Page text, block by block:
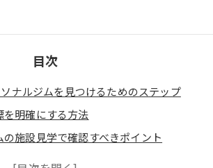
目次
ナルジムを見つけるためのステップ
を明確にする方法
の施設見学で確認すべきポイント
門性と相性を見極める